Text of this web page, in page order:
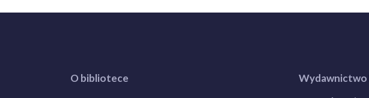
O bibliotece
Wydawnictwo